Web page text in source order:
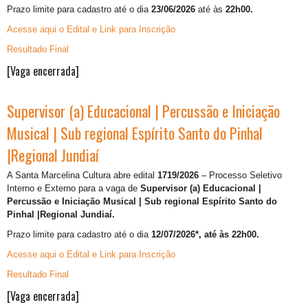
Prazo limite para cadastro até o dia23/06/2026 até às 22h00.
Acesse aqui o Edital e Link para Inscrição
Resultado Final
[Vaga encerrada]
Supervisor (a) Educacional | Percussão e Iniciação
Musical | Sub regional Espírito Santo do Pinhal
|Regional Jundiaí
A Santa Marcelina Cultura abre edital 1719/2026 – Processo Seletivo
Interno e Externo para a vaga de Supervisor (a) Educacional |
Percussão e Iniciação Musical | Sub regional Espírito Santo do
Pinhal |Regional Jundiaí.
Prazo limite para cadastro até o dia 12/07/2026*, até às 22h00.
Acesse aqui o Edital e Link para Inscrição
Resultado Final
[Vaga encerrada]